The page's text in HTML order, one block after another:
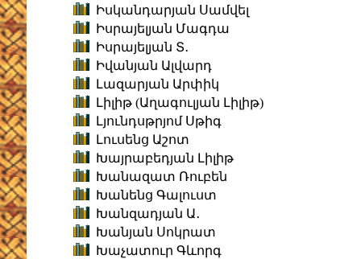
Իսկանդարյան Սամվել
Իսրայելյան Մագդա
Իսրայելյան Տ․
Իվանյան Ալվարդ
Լազարյան Արփիկ
Լիլիթ (Աղագուլյան Լիլիթ)
Լյունդսթրյոմ Սթիգ
Լուսենց Աշոտ
Խայրաբեդյան Լիլիթ
Խանազատ Ռուբեն
Խանենց Գալուստ
Խանզադյան Ա․
Խանյան Սոկրատ
Խաչատուր Գևորգ